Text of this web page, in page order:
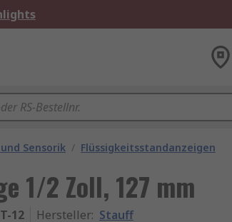
Sensorik / Flüssigkeitsstandanzeigen
1/2 Zoll, 127 mm
12 Hersteller: Stauff